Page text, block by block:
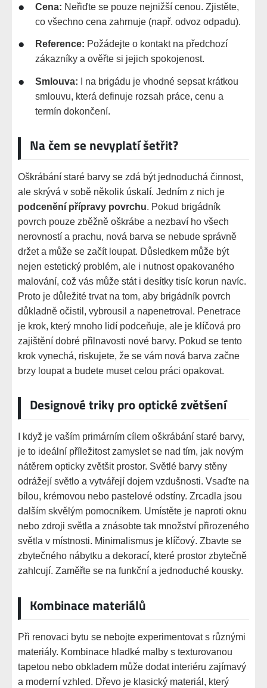
Cena: Neřiďte se pouze nejnižší cenou. Zjistěte,
co všechno cena zahrnuje (např. odvoz odpadu).
Reference: Požádejte o kontakt na předchozí
zákazníky a ověřte si jejich spokojenost.
Smlouva: I na brigádu je vhodné sepsat krátkou
smlouvu, která definuje rozsah práce, cenu a
termín dokončení.
Na čem se nevyplatí šetřit?
Oškrábání staré barvy se zdá být jednoduchá činnost,
ale skrývá v sobě několik úskalí. Jedním z nich je
podcenění přípravy povrchu. Pokud brigádník
povrch pouze zběžně oškrábe a nezbaví ho všech
nerovností a prachu, nová barva se nebude správně
držet a může se začít loupat. Důsledkem může být
nejen estetický problém, ale i nutnost opakovaného
malování, což vás může stát i desítky tisíc korun navíc.
Proto je důležité trvat na tom, aby brigádník povrch
důkladně očistil, vybrousil a napenetroval. Penetrace
je krok, který mnoho lidí podceňuje, ale je klíčová pro
zajištění dobré přilnavosti nové barvy. Pokud se tento
krok vynechá, riskujete, že se vám nová barva začne
brzy loupat a budete muset celou práci opakovat.
Designové triky pro optické zvětšení
I když je vaším primárním cílem oškrábání staré barvy,
je to ideální příležitost zamyslet se nad tím, jak novým
nátěrem opticky zvětšit prostor. Světlé barvy stěny
odrážejí světlo a vytvářejí dojem vzdušnosti. Vsaďte na
bílou, krémovou nebo pastelové odstíny. Zrcadla jsou
dalším skvělým pomocníkem. Umístěte je naproti oknu
nebo zdroji světla a znásobte tak množství přirozeného
světla v místnosti. Minimalismus je klíčový. Zbavte se
zbytečného nábytku a dekorací, které prostor zbytečně
zahlcují. Zaměřte se na funkční a jednoduché kousky.
Kombinace materiálů
Při renovaci bytu se nebojte experimentovat s různými
materiály. Kombinace hladké malby s texturovanou
tapetou nebo obkladem může dodat interiéru zajímavý
a moderní vzhled. Dřevo je klasický materiál, který